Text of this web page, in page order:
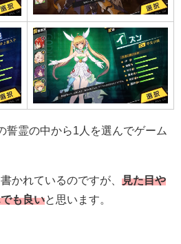
誓霊の中から1人を選んでゲーム
かれているのですが、 見た目や
も良いと思います。